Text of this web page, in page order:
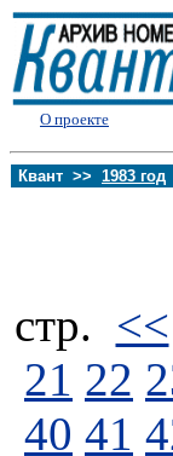
О проекте
Квант >> 1983 год
стp. <<
21 22
40 41